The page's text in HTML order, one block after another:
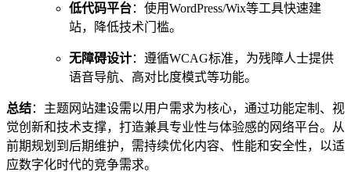
低代码平台：使用WordPress/Wix等工具快速建
站，降低技术门槛。
无障碍设计：遵循WCAG标准，为残障人士提供
语音导航、高对比度模式等功能。
总结：主题网站建设需以用户需求为核心，通过功能定制、视
觉创新和技术支撑，打造兼具专业性与体验感的网络平台。从
前期规划到后期维护，需持续优化内容、性能和安全性，以适
应数字化时代的竞争需求。